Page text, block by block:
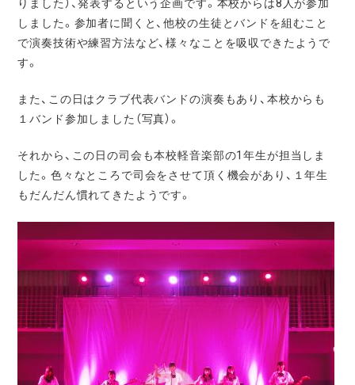
りました）、発表するという企画です。本校からは8人が参加
しました。参加者に聞くと、他校の生徒とバンドを組むこと
で演奏技術や練習方法など、様々なことを吸収できたようで
す。
また、この日はクラブ代表バンドの演奏もあり、本校からも
１バンド参加しました（写真）。
それから、この日の司会も本校軽音楽部の1年生が担当しま
した。色々なところで司会をさせて頂く機会があり、１年生
もだんだん慣れてきたようです。